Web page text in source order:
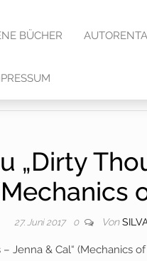
BÜCHER
„Dirty
27. Juni 2017 0 Von
– Jenna & Cal“ (Mechanics